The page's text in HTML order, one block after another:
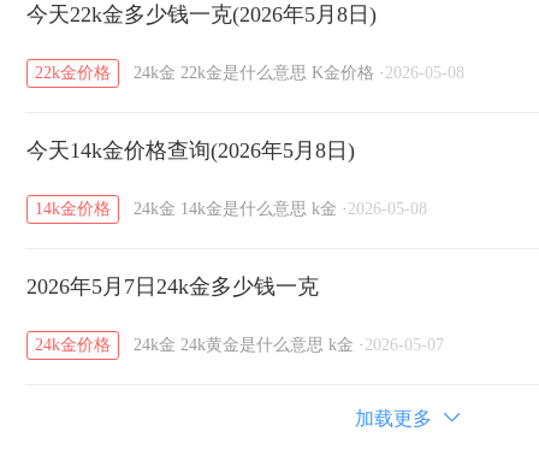
今天22k金多少钱一克(2026年5月8日)
22k金价格 24k金 22k金是什么意思 K金价格 · 2026-05-08
今天14k金价格查询(2026年5月8日)
14k金价格 24k金 14k金是什么意思 k金 · 2026-05-08
2026年5月7日24k金多少钱一克
24k金价格 24k金 24k黄金是什么意思 k金 · 2026-05-07
加载更多